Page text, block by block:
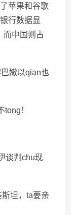
苹果和谷歌
行数据显
而中国则占
嫩以qian也
！
谈判chu现
坦，ta要亲